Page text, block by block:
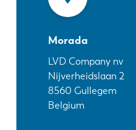
Morada
LVD Company nv
Nijverheidslaan 2
8560 Gullegem
Belgium
Descubra a LVD
Experiências dos clientes
Eventos
Centro de Recursos
Indústrias & soluções